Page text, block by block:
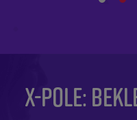
X-POLE: